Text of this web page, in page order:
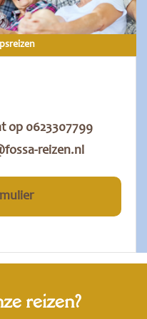
op 0623307799
reizen.nl
reizen?